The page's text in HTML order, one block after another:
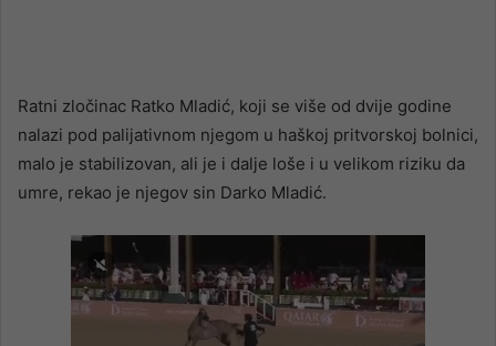
Ratni zločinac Ratko Mladić, koji se više od dvije godine
nalazi pod palijativnom njegom u haškoj pritvorskoj bolnici,
malo je stabilizovan, ali je i dalje loše i u velikom riziku da
umre, rekao je njegov sin Darko Mladić.